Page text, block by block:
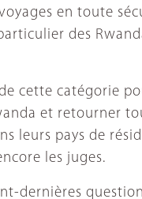
en toute
des
cette catégorie
et retourner
leurs pays de
les juges.
dernières